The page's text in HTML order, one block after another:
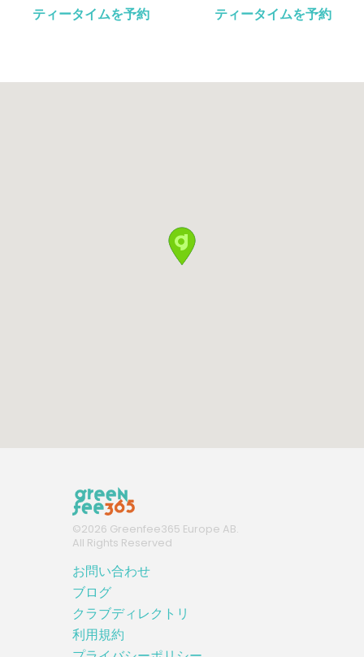
ティータイムを予約
ティータイムを予約
©2026 Greenfee365 Europe AB.
All Rights Reserved
お問い合わせ
ブログ
クラブディレクトリ
利用規約